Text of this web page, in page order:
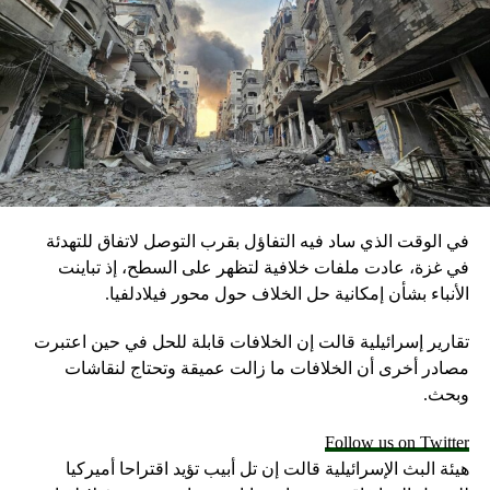
أو (نائب الرئيس مايك) بنس… جميعهم يعبرون عن قلقهم حيال
هذه الحادثة”. وقال إنه يجب “الانتظار إلى حين اتضاح الصورة في
نهاية الإجراءات، من أجل إبداء التقييم الأساسي”.
RELATED TOPICS:
UP
مصدر أمريكي لـCNN: اعترضنا اتصالات لمسؤولين
DON'T MISS
إسرائيل تحتجز أمريكية.. وواشنطن: القرار بيد إسرائيل
في الوقت الذي ساد فيه التفاؤل بقرب التوصل لاتفاق للتهدئة
في غزة، عادت ملفات خلافية لتظهر على السطح، إذ تباينت
الأنباء بشأن إمكانية حل الخلاف حول محور فيلادلفيا.
تقارير إسرائيلية قالت إن الخلافات قابلة للحل في حين اعتبرت
مصادر أخرى أن الخلافات ما زالت عميقة وتحتاج لنقاشات
وبحث.
Follow us on Twitter
هيئة البث الإسرائيلية قالت إن تل أبيب تؤيد اقتراحا أميركيا